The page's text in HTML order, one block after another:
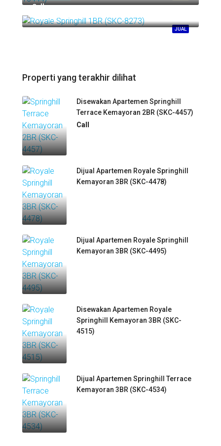
JUAL
Call
Springhill Kemayoran
Properti yang terakhir dilihat
Disewakan Apartemen Springhill
Terrace Kemayoran 2BR (SKC-4457)
Call
Dijual Apartemen Royale Springhill
Kemayoran 3BR (SKC-4478)
Dijual Apartemen Royale Springhill
Kemayoran 3BR (SKC-4495)
Disewakan Apartemen Royale
Springhill Kemayoran 3BR (SKC-
4515)
Dijual Apartemen Springhill Terrace
Kemayoran 3BR (SKC-4534)